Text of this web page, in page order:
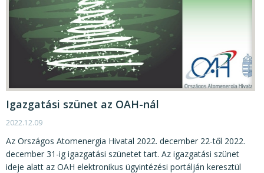
Igazgatási szünet az OAH-nál
2022.12.09
Az Országos Atomenergia Hivatal 2022. december 22-től 2022.
december 31-ig igazgatási szünetet tart. Az igazgatási szünet
ideje alatt az OAH elektronikus ügyintézési portálján keresztül